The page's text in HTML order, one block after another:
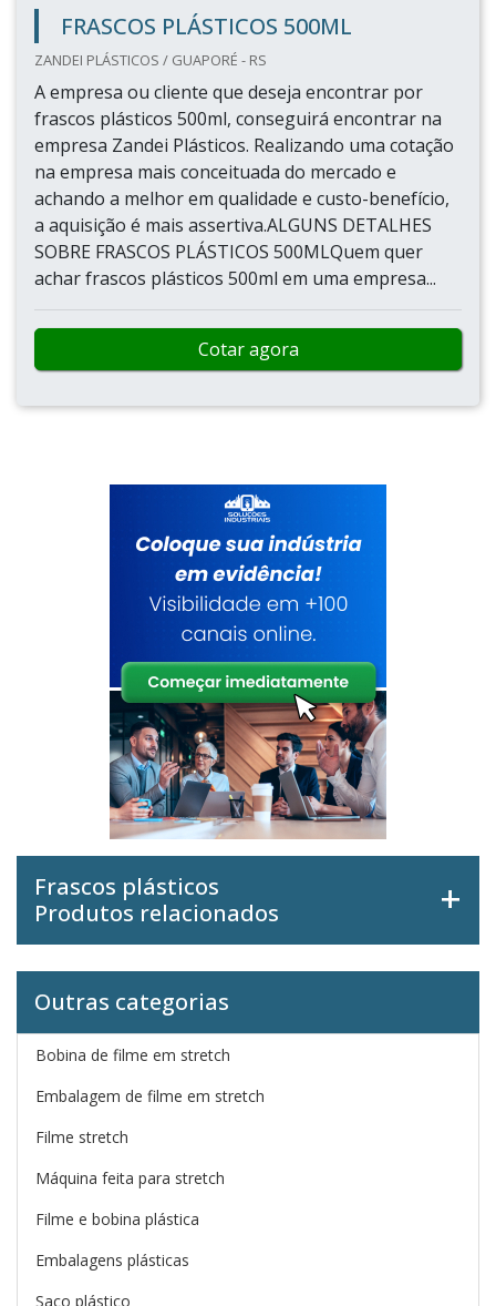
FRASCOS PLÁSTICOS 500ML
ZANDEI PLÁSTICOS / GUAPORÉ - RS
A empresa ou cliente que deseja encontrar por
frascos plásticos 500ml, conseguirá encontrar na
empresa Zandei Plásticos. Realizando uma cotação
na empresa mais conceituada do mercado e
achando a melhor em qualidade e custo-benefício,
a aquisição é mais assertiva.ALGUNS DETALHES
SOBRE FRASCOS PLÁSTICOS 500MLQuem quer
achar frascos plásticos 500ml em uma empresa...
Cotar agora
Frascos plásticos
Produtos relacionados
Outras categorias
Bobina de filme em stretch
Embalagem de filme em stretch
Filme stretch
Máquina feita para stretch
Filme e bobina plástica
Embalagens plásticas
Saco plástico